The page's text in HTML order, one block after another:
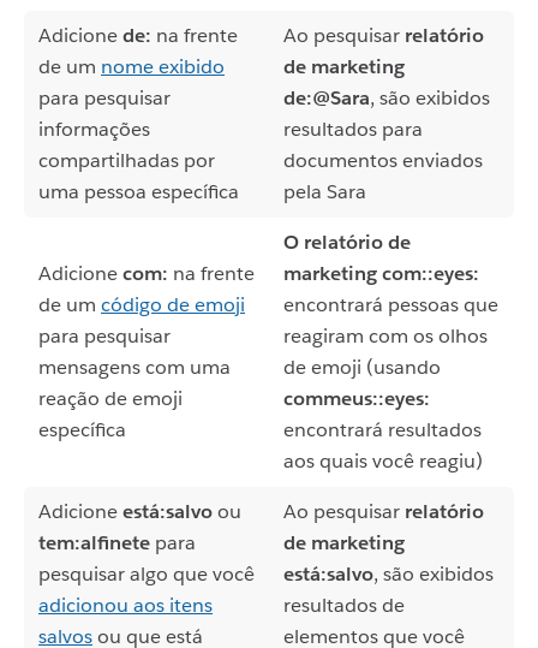
Adicionede: na frente
de um nome exibido
para pesquisar
informações
compartilhadas por
uma pessoa específica
Ao pesquisar relatório
de marketing
de:@Sara, são exibidos
resultados para
documentos enviados
pela Sara
Adicionecom: na frente
de um código de emoji
para pesquisar
mensagens com uma
reação de emoji
específica
O relatório de
marketing com::eyes:
encontrará pessoas que
reagiram com os olhos
de emoji (usando
commeus::eyes:
encontrará resultados
aos quais você reagiu)
Adicioneestá:salvoou
tem:alfinete para
pesquisar algo que você
adicionou aos itens
salvosou que está
Ao pesquisar relatório
de marketing
está:salvo, são exibidos
resultados de
elementos que você